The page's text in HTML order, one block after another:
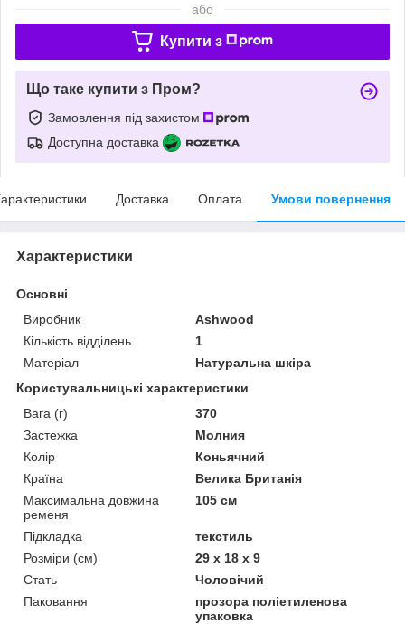
або
Купити з
Що таке купити з Пром?
Замовлення під захистом
Доступна доставка
Доставка Оплата Умови повернення
Характеристики
Основні
Виробник
Ashwood
Кількість відділень
1
Матеріал
Натуральна шкіра
Користувальницькі характеристики
Вага (г)
370
Застежка
Молния
Колір
Коньячний
Країна
Велика Британія
Максимальна довжина
ременя
105 см
Підкладка
текстиль
Розміри (см)
29 х 18 х 9
Стать
Чоловічий
Паковання
прозора поліетиленова
упаковка